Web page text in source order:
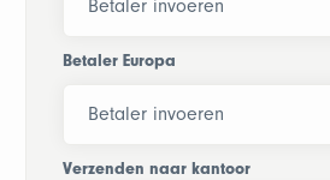
Betaler Europa
Verzenden naar kantoor